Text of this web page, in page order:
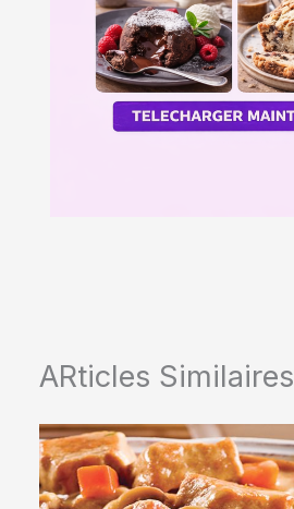
ARticles Similaires